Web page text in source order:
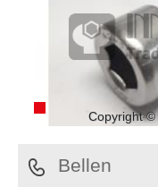
Copyright ©
Bellen